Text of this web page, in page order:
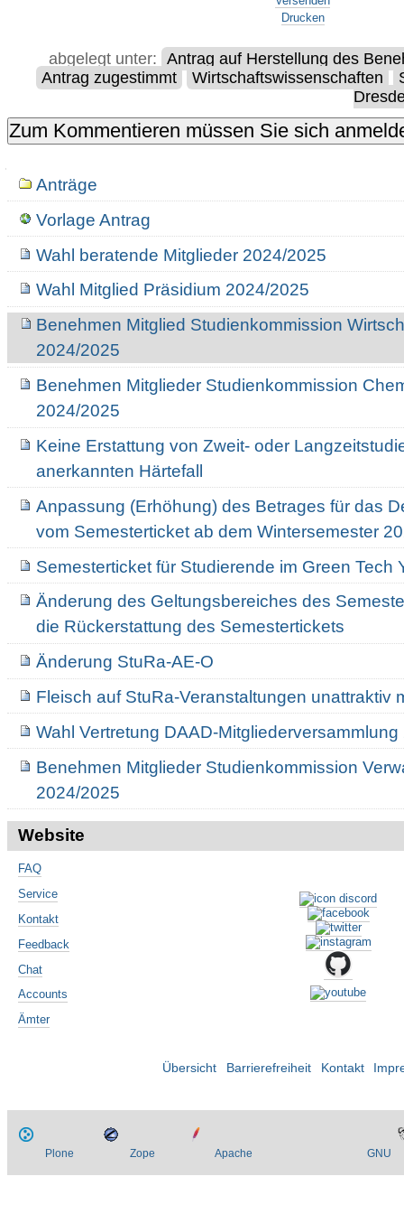
Drucken
abgelegt unter:
Antrag auf Herstellung des
Antrag zugestimmt
Wirtschaftswissenschaften
NavigationAnträge
Vorlage Antrag
Wahl beratende Mitglieder 2024/2025
Wahl Mitglied Präsidium 2024/2025
Benehmen Mitglied Studienkommission
2024/2025
Benehmen Mitglieder Studienkommission
2024/2025
Keine Erstattung von Zweit- oder
anerkannten Härtefall
Anpassung (Erhöhung) des Betrages für das
vom Semesterticket ab dem Wintersemester
Semesterticket für Studierende im Green Tech
Änderung des Geltungsbereiches des
die Rückerstattung des Semestertickets
Änderung StuRa-AE-O
Fleisch auf StuRa-Veranstaltungen unattraktiv
Wahl Vertretung DAAD-Mitgliederversammlung
Benehmen Mitglieder Studienkommission
2024/2025
Website
FAQ
Service
Kontakt
Feedback
Chat
Accounts
Ämter
Übersicht Barrierefreiheit Kontakt
Plone Zope Apache GNU